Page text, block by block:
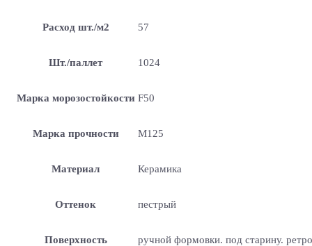
Расход шт./м2 57
Шт./паллет 1024
Марка морозостойкости F50
Марка прочности М125
Материал Керамика
Оттенок пестрый
Поверхность ручной формовки. под старину. ретро